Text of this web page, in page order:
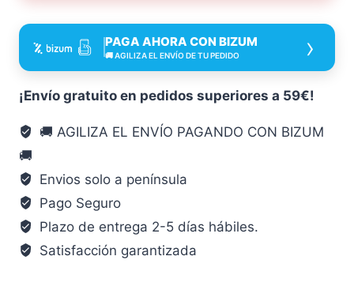
V
S/batería
Lista
43X23
cantidad
PAGA AHORA CON BIZUM
🚚 AGILIZA EL ENVÍO DE TU PEDIDO ›
¡Envío gratuito en pedidos superiores a 59€!
🚚 AGILIZA EL ENVÍO PAGANDO CON BIZUM
🚚
Envios solo a península
Pago Seguro
Plazo de entrega 2-5 días hábiles.
Satisfacción garantizada